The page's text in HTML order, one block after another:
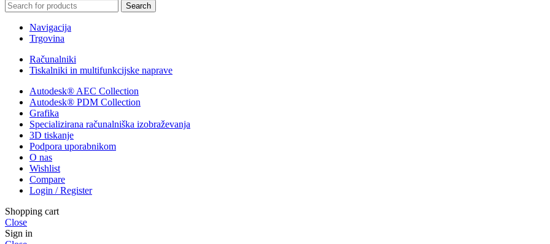
Search
Navigacija
Trgovina
Računalniki
Tiskalniki in multifunkcijske naprave
Autodesk® AEC Collection
Autodesk® PDM Collection
Grafika
Specializirana računalniška izobraževanja
3D tiskanje
Podpora uporabnikom
O nas
Wishlist
Compare
Login / Register
Shopping cart
Close
Sign in